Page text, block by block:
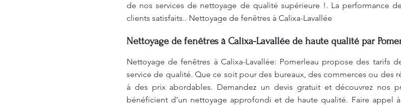
de nos services de nettoyage de qualité supérieure !. La performance
clients satisfaits.. Nettoyage de fenêtres à Calixa-Lavallée
Nettoyage de fenêtres à Calixa-Lavallée de haute qualité par
Nettoyage de fenêtres à Calixa-Lavallée: Pomerleau propose des tarifs
service de qualité. Que ce soit pour des bureaux, des commerces ou des
à des prix abordables. Demandez un devis gratuit et découvrez nos
bénéficient d’un nettoyage approfondi et de haute qualité. Faire appel